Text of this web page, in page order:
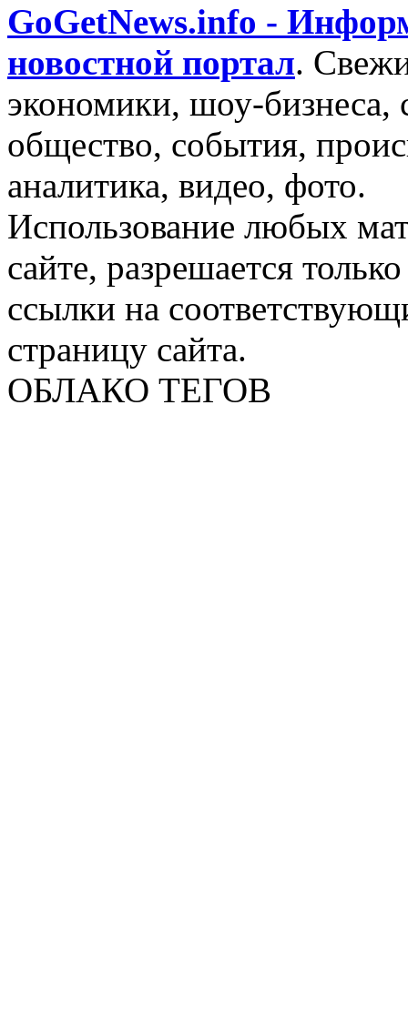
GoGetNews.info -
новостной портал.
экономики, шоу-бизнеса,
общество, события,
аналитика, видео, фото.
Использование любых
сайте, разрешается
ссылки на
страницу сайта.
ОБЛАКО ТЕГОВ